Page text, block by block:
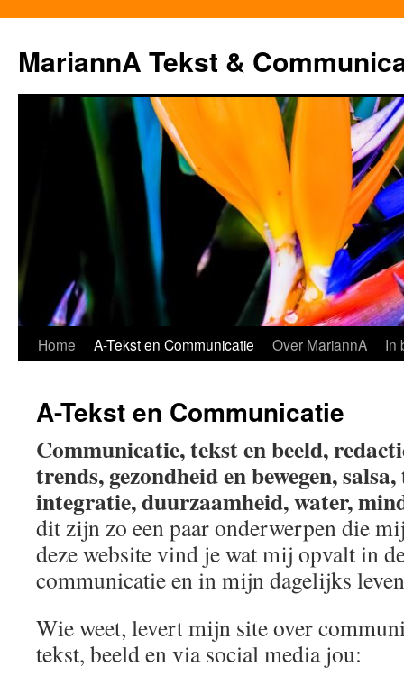
MariannA Tekst &
Ga
inhoud
Home A-Tekst en Communicatie Over MariannA In
A-Tekst en Communicatie
Communicatie, tekst en beeld,
trends, gezondheid en bewegen,
integratie, duurzaamheid, water,
dit zijn zo een paar onderwerpen die
deze website vind je wat mij opvalt in
communicatie en in mijn dagelijks
Wie weet, levert mijn site over
tekst, beeld en via social media jou: